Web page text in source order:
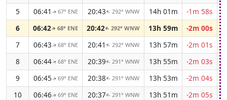
5
06:41 ↑ 67° ENE 20:43↑ 292° WNW 14h 01m
-1m 58s
6
06:42↑68° ENE 20:42↑292° WNW 13h 59m
-2m 00s
7
06:43↑ 68° ENE 20:41 ↑ 292° WNW 13h 57m
-2m 01s
8
06:44↑ 68° ENE 20:39↑ 291° WNW 13h 55m
-2m 03s
9
06:45↑ 69° ENE 20:38↑ 291° WNW 13h 53m
-2m 04s
10
06:46↑ 69° ENE 20:37↑ 291° WNW 13h 51m
-2m 05s